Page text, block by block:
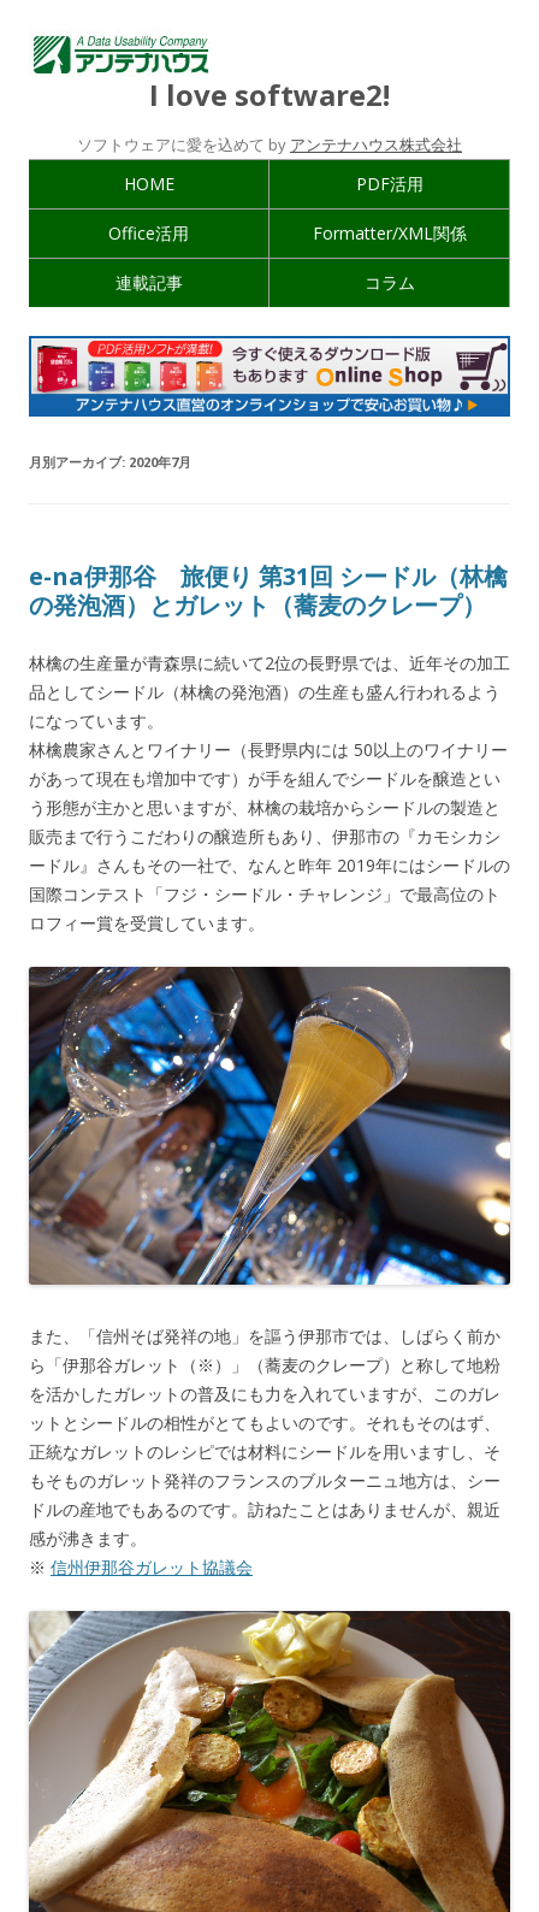
I love software2!
ソフトウェアに愛を込めて by アンテナハウス株式会社
HOME PDF活用
Office活用 Formatter/XML関係
連載記事 コラム
月別アーカイブ: 2020年7月
e-na伊那谷 旅便り 第31回 シードル（林檎
の発泡酒）とガレット（蕎麦のクレープ）
林檎の生産量が青森県に続いて2位の長野県では、近年その加工
品としてシードル（林檎の発泡酒）の生産も盛ん行われるよう
になっています。
林檎農家さんとワイナリー（長野県内には 50以上のワイナリー
があって現在も増加中です）が手を組んでシードルを醸造とい
う形態が主かと思いますが、林檎の栽培からシードルの製造と
販売まで行うこだわりの醸造所もあり、伊那市の『カモシカシ
ードル』さんもその一社で、なんと昨年 2019年にはシードルの
国際コンテスト「フジ・シードル・チャレンジ」で最高位のト
ロフィー賞を受賞しています。
また、「信州そば発祥の地」を謳う伊那市では、しばらく前か
ら「伊那谷ガレット（※）」（蕎麦のクレープ）と称して地粉
を活かしたガレットの普及にも力を入れていますが、このガレ
ットとシードルの相性がとてもよいのです。それもそのはず、
正統なガレットのレシピでは材料にシードルを用いますし、そ
もそものガレット発祥のフランスのブルターニュ地方は、シー
ドルの産地でもあるのです。訪ねたことはありませんが、親近
感が沸きます。
※ 信州伊那谷ガレット協議会